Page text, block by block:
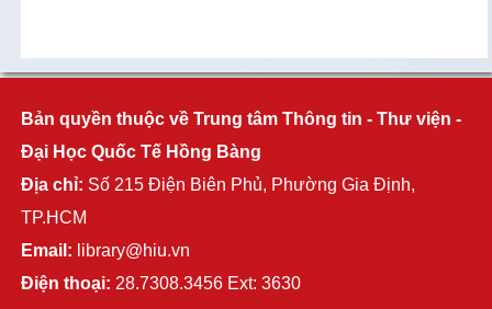
Bản quyền thuộc về Trung tâm Thông tin - Thư viện -
Đại Học Quốc Tế Hồng Bàng
Địa chỉ: Số 215 Điện Biên Phủ, Phường Gia Định,
TP.HCM
Email: library@hiu.vn
Điện thoại: 28.7308.3456 Ext: 3630